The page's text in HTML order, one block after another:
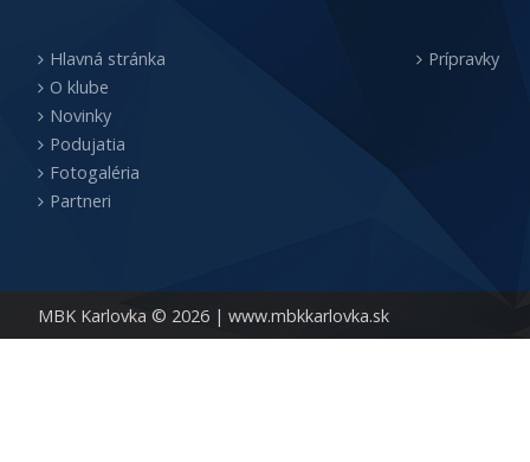
MBK Karlovka © 2026 | www.mbkkarlovka.sk
Hlavná stránka
O klube
Novinky
Podujatia
Fotogaléria
Partneri
Prípravky